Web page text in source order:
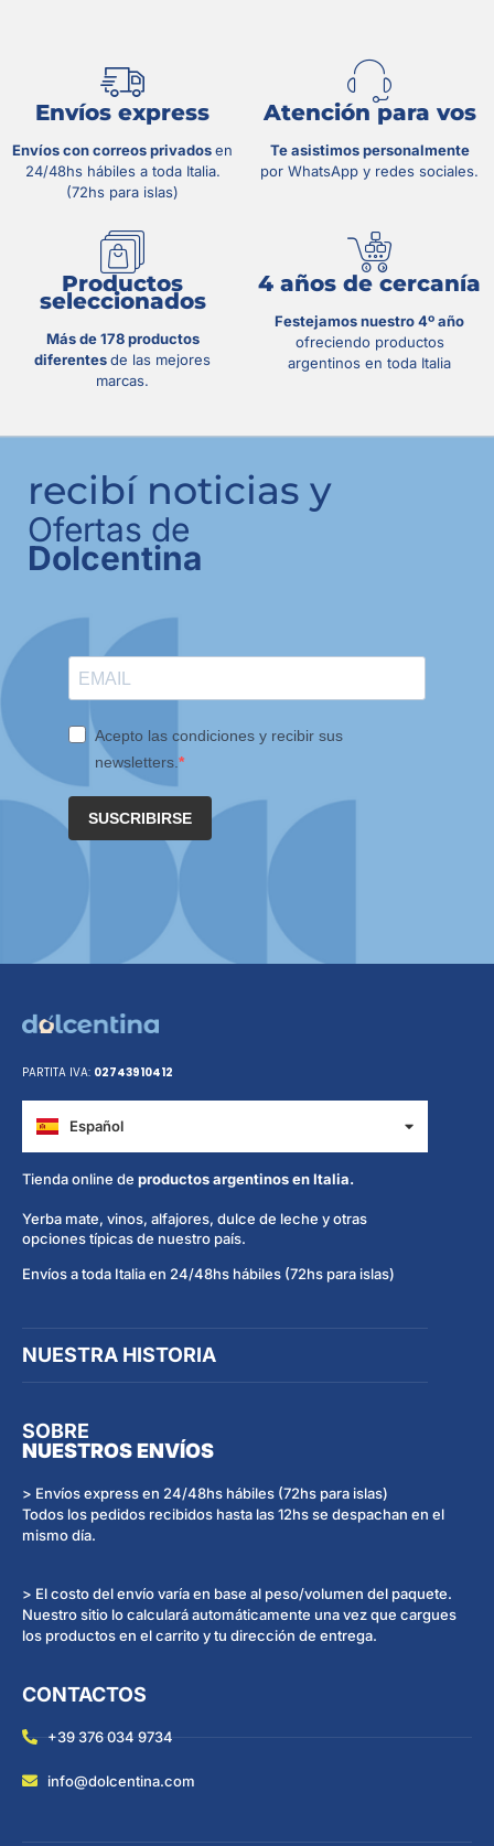
Envíos express
Envíos con correos privadosen
24/48hs hábiles a toda Italia.
(72hs para islas)
Atención para vos
Te asistimos personalmente
por WhatsApp y redes sociales.
Productos
seleccionados
Más de 178 productos
diferentesde las mejores
marcas.
4 años de cercanía
Festejamos nuestro 4º año
ofreciendo productos
argentinos en toda Italia
recibí noticias y
Ofertas de
Dolcentina
Acepto las condiciones y recibir sus
newsletters.
SUSCRIBIRSE
PARTITA IVA: 02743910412
Español
Italiano
Tienda online de productos argentinos en Italia.
Yerba mate, vinos, alfajores, dulce de leche y otras
opciones típicas de nuestro país.
Envíos a toda Italia en 24/48hs hábiles (72hs para islas)
NUESTRA HISTORIA
SOBRE
NUESTROS ENVÍOS
> Envíos express en 24/48hs hábiles (72hs para islas)
Todos los pedidos recibidos hasta las 12hs se despachan en el
mismo día.
> El costo del envío varía en base al peso/volumen del paquete.
Nuestro sitio lo calculará automáticamente una vez que cargues
los productos en el carrito y tu dirección de entrega.
CONTACTOS
+39 376 034 9734
info@dolcentina.com